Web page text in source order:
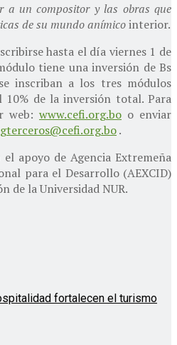
a un compositor y las obras que
de su mundo anímicointerior.
hasta el día viernes 1 de
tiene una inversión de Bs
inscriban a los tres módulos
de la inversión total. Para
web: www.cefi.org.bo o enviar
gterceros@cefi.org.bo.
apoyo de Agencia Extremeña
para el Desarrollo (AEXCID)
de la Universidad NUR.